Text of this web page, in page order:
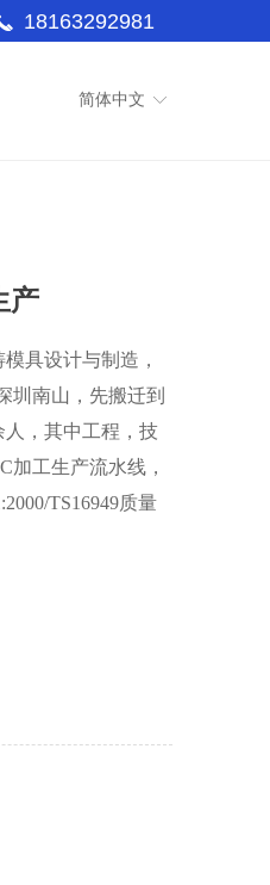
18163292981
ꀅ
简体中文
产
具设计与制造，
圳南山，先搬迁到
人，其中工程，技
加工生产流水线，
TS16949质量